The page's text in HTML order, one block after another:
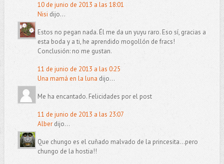
10 de junio de 2013 a las 18:01
Nisi dijo...
Estos no pegan nada. Él me da un yuyu raro. Eso sí, gracias a
esta boda y a ti, he aprendido mogollón de fracs!
Conclusión: no me gustan.
11 de junio de 2013 a las 0:25
Una mamá en la luna dijo...
Me ha encantado. Felicidades por el post
11 de junio de 2013 a las 23:07
Alberdijo...
Que chungo es el cuñado malvado de la princesita...pero
chungo de la hostia!!